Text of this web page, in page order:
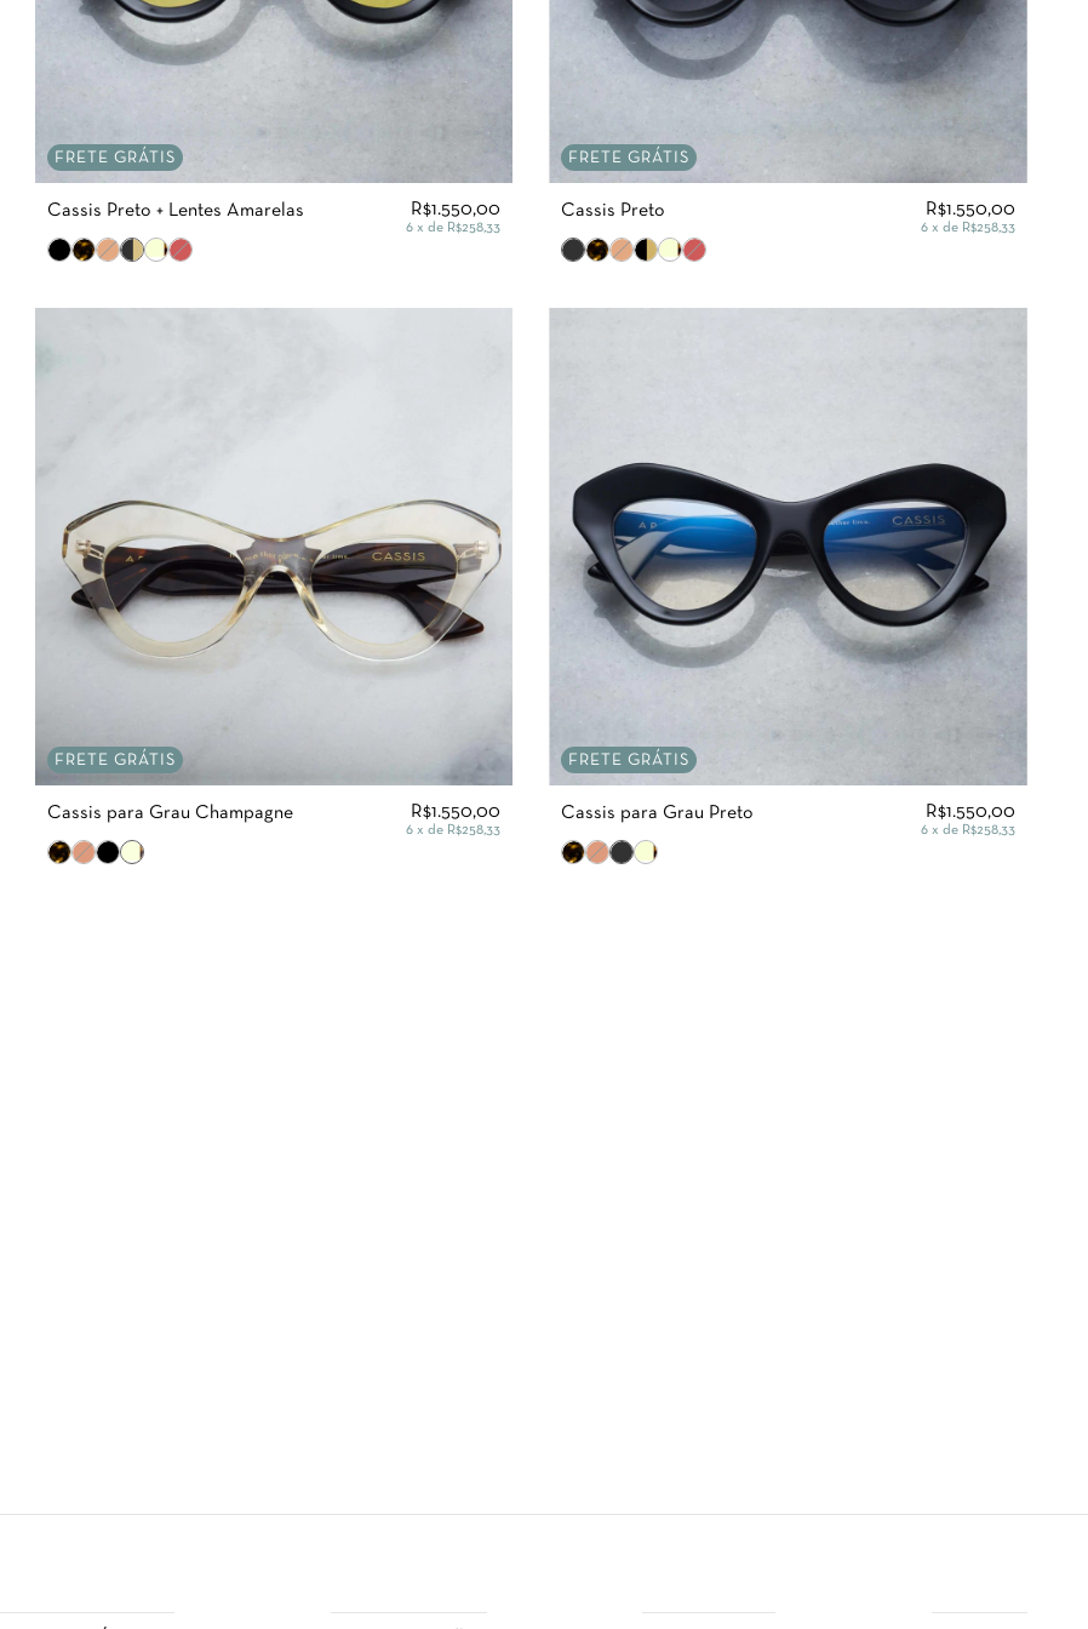
FRETE GRÁTIS
Cassis Preto + Lentes Amarelas R$1.550,00
6 x de R$258,33
FRETE GRÁTIS
Cassis Preto R$1.550,00
6 x de R$258,33
FRETE GRÁTIS
Cassis para Grau Champagne R$1.550,00
6 x de R$258,33
FRETE GRÁTIS
Cassis para Grau Preto R$1.550,00
6 x de R$258,33